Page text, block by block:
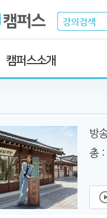
U-KNOU
캠퍼스소개
방
총 :